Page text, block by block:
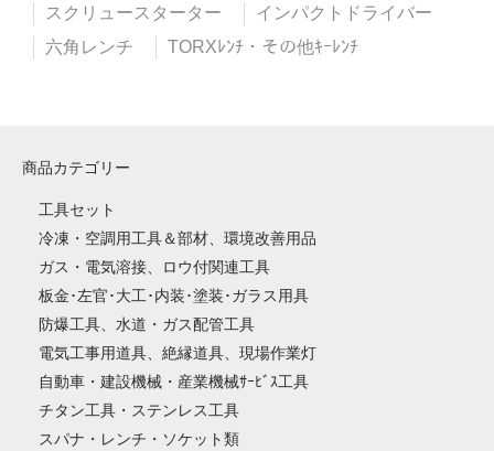
スクリュースターター
インパクトドライバー
六角レンチ
TORXﾚﾝﾁ・その他ｷｰﾚﾝﾁ
商品カテゴリー
工具セット
冷凍・空調用工具＆部材、環境改善用品
ガス・電気溶接、ロウ付関連工具
板金･左官･大工･内装･塗装･ガラス用具
防爆工具、水道・ガス配管工具
電気工事用道具、絶縁道具、現場作業灯
自動車・建設機械・産業機械ｻｰﾋﾞｽ工具
チタン工具・ステンレス工具
スパナ・レンチ・ソケット類